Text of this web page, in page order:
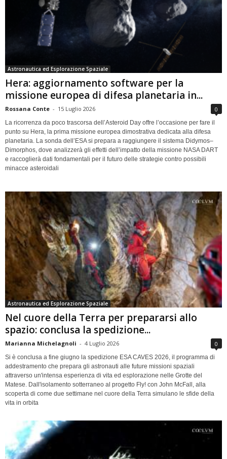
Astronautica ed Esplorazione Spaziale
Hera: aggiornamento software per la
missione europea di difesa planetaria in...
Rossana Conte - 15 Luglio 2026 0
La ricorrenza da poco trascorsa dell’Asteroid Day offre l’occasione per fare il
punto su Hera, la prima missione europea dimostrativa dedicata alla difesa
planetaria. La sonda dell’ESA si prepara a raggiungere il sistema Didymos–
Dimorphos, dove analizzerà gli effetti dell’impatto della missione NASA DART
e raccoglierà dati fondamentali per il futuro delle strategie contro possibili
minacce asteroidali
Astronautica ed Esplorazione Spaziale
Nel cuore della Terra per prepararsi allo
spazio: conclusa la spedizione...
Marianna Michelagnoli - 4 Luglio 2026 0
Si è conclusa a fine giugno la spedizione ESA CAVES 2026, il programma di
addestramento che prepara gli astronauti alle future missioni spaziali
attraverso un'intensa esperienza di vita ed esplorazione nelle Grotte del
Matese. Dall'isolamento sotterraneo al progetto Fly! con John McFall, alla
scoperta di come due settimane nel cuore della Terra simulano le sfide della
vita in orbita